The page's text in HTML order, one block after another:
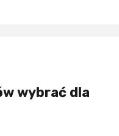
wybrać dla